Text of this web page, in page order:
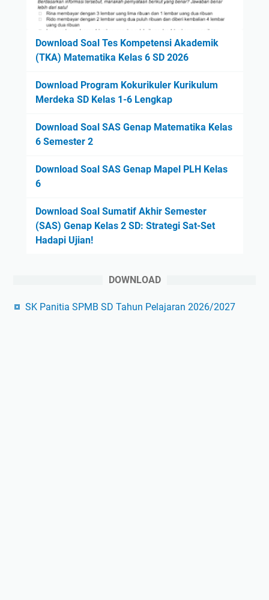
Download Soal Tes Kompetensi Akademik
(TKA) Matematika Kelas 6 SD 2026
Download Program Kokurikuler Kurikulum
Merdeka SD Kelas 1-6 Lengkap
Download Soal SAS Genap Matematika Kelas
6 Semester 2
Download Soal SAS Genap Mapel PLH Kelas
6
Download Soal Sumatif Akhir Semester
(SAS) Genap Kelas 2 SD: Strategi Sat-Set
Hadapi Ujian!
DOWNLOAD
SK Panitia SPMB SD Tahun Pelajaran 2026/2027